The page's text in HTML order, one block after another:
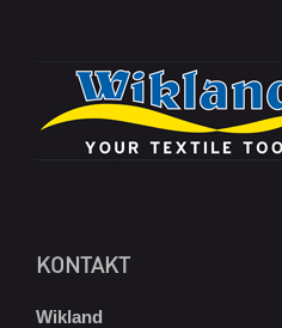
KONTAKT
Wikland